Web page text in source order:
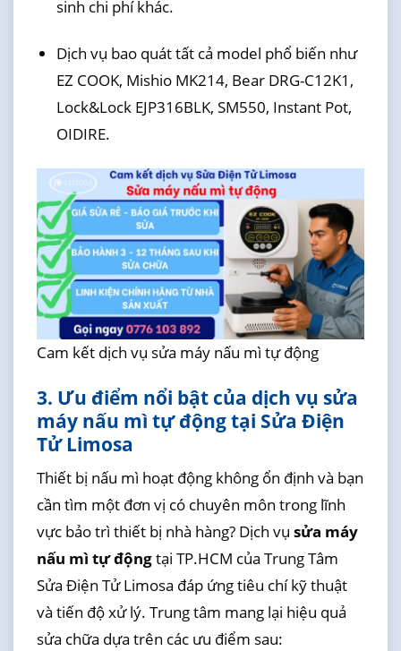
sinh chi phí khác.
Dịch vụ bao quát tất cả model phổ biến như
EZ COOK, Mishio MK214, Bear DRG-C12K1,
Lock&Lock EJP316BLK, SM550, Instant Pot,
OIDIRE.
Cam kết dịch vụ sửa máy nấu mì tự động
3. Ưu điểm nổi bật của dịch vụ sửa
máy nấu mì tự động tại Sửa Điện
Tử Limosa
Thiết bị nấu mì hoạt động không ổn định và bạn
cần tìm một đơn vị có chuyên môn trong lĩnh
vực bảo trì thiết bị nhà hàng? Dịch vụ sửa máy
nấu mì tự độngtại TP.HCM của Trung Tâm
Sửa Điện Tử Limosa đáp ứng tiêu chí kỹ thuật
và tiến độ xử lý. Trung tâm mang lại hiệu quả
sửa chữa dựa trên các ưu điểm sau: